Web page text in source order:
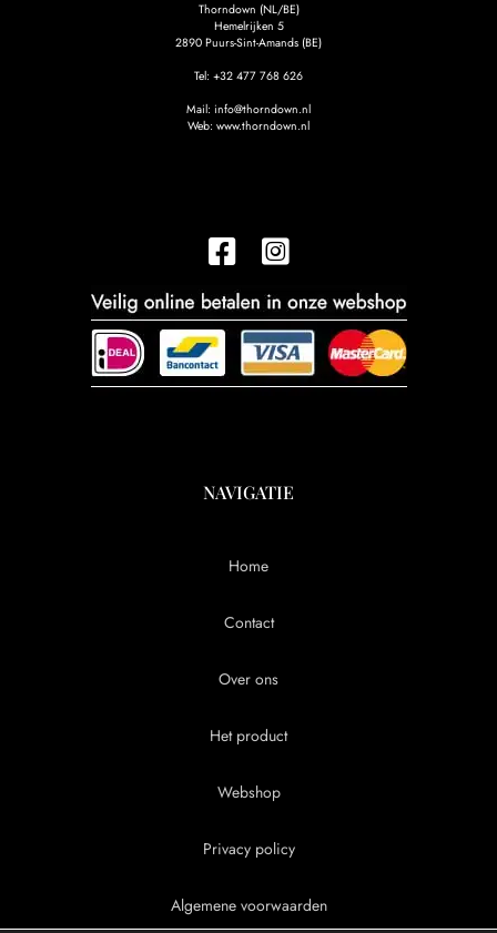
Thorndown (NL/BE)
Hemelrijken 5
2890 Puurs-Sint-Amands (BE)
Tel: +32 477 768 626
Mail: info@thorndown.nl
Web: www.thorndown.nl
NAVIGATIE
Home
Contact
Over ons
Het product
Webshop
Privacy policy
Algemene voorwaarden